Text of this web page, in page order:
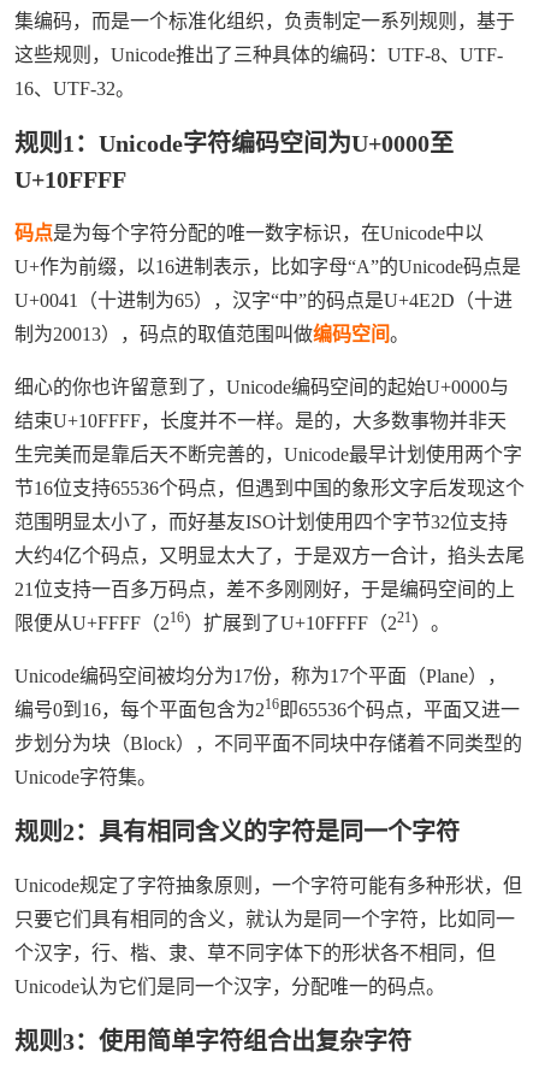
集编码，而是一个标准化组织，负责制定一系列规则，基于
这些规则，Unicode推出了三种具体的编码：UTF-8、UTF-
16、UTF-32。
规则1：Unicode字符编码空间为U+0000至
U+10FFFF
码点是为每个字符分配的唯一数字标识，在Unicode中以
U+作为前缀，以16进制表示，比如字母“A”的Unicode码点是
U+0041（十进制为65），汉字“中”的码点是U+4E2D（十进
制为20013），码点的取值范围叫做编码空间。
细心的你也许留意到了，Unicode编码空间的起始U+0000与
结束U+10FFFF，长度并不一样。是的，大多数事物并非天
生完美而是靠后天不断完善的，Unicode最早计划使用两个字
节16位支持65536个码点，但遇到中国的象形文字后发现这个
范围明显太小了，而好基友ISO计划使用四个字节32位支持
大约4亿个码点，又明显太大了，于是双方一合计，掐头去尾
21位支持一百多万码点，差不多刚刚好，于是编码空间的上
限便从U+FFFF（216）扩展到了U+10FFFF（221 ）。
Unicode编码空间被均分为17份，称为17个平面（Plane），
编号0到16，每个平面包含为216 即65536个码点，平面又进一
步划分为块（Block），不同平面不同块中存储着不同类型的
Unicode字符集。
规则2：具有相同含义的字符是同一个字符
Unicode规定了字符抽象原则，一个字符可能有多种形状，但
只要它们具有相同的含义，就认为是同一个字符，比如同一
个汉字，行、楷、隶、草不同字体下的形状各不相同，但
Unicode认为它们是同一个汉字，分配唯一的码点。
规则3：使用简单字符组合出复杂字符